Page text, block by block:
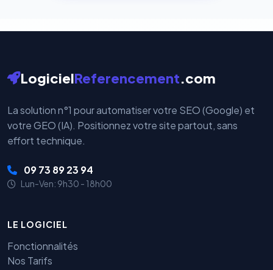
LogicielReferencement.com
La solution n°1 pour automatiser votre SEO (Google) et
votre GEO (IA). Positionnez votre site partout, sans
effort technique.
09 73 89 23 94
Lun-Ven: 9h30 - 18h00
LE LOGICIEL
Fonctionnalités
Nos Tarifs